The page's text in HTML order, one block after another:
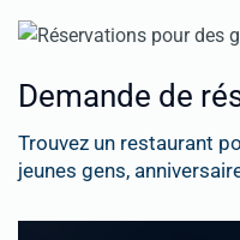
Demande de
Trouvez un restaurant
jeunes gens,